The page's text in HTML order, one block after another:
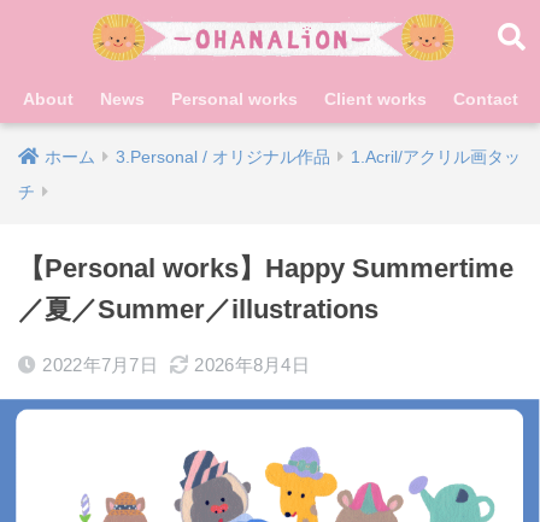
About News Personal works Client works Contact
ホーム 3.Personal / オリジナル作品
1.Acril/アクリル画タッ
チ
【Personal works】Happy Summertime
／夏／Summer／illustrations
2022年7月7日 2026年8月4日